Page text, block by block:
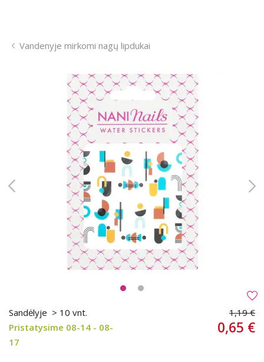
Vandenyje mirkomi nagų lipdukai
Sandėlyje > 10 vnt.
Pristatysime 08-14 - 08-
17
1,19 €
0,65 €